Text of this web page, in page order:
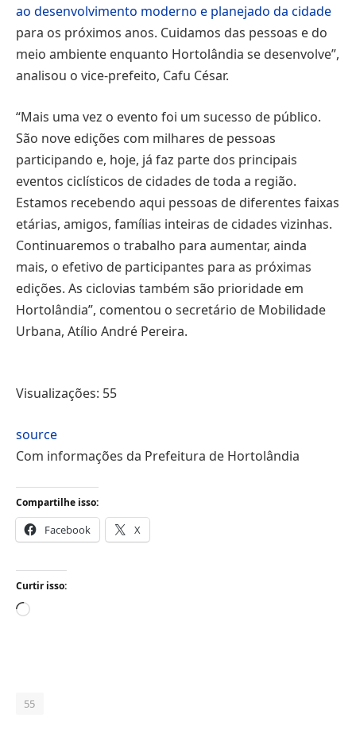
ao desenvolvimento moderno e planejado da cidade
para os próximos anos. Cuidamos das pessoas e do
meio ambiente enquanto Hortolândia se desenvolve”,
analisou o vice-prefeito, Cafu César.
“Mais uma vez o evento foi um sucesso de público.
São nove edições com milhares de pessoas
participando e, hoje, já faz parte dos principais
eventos ciclísticos de cidades de toda a região.
Estamos recebendo aqui pessoas de diferentes faixas
etárias, amigos, famílias inteiras de cidades vizinhas.
Continuaremos o trabalho para aumentar, ainda
mais, o efetivo de participantes para as próximas
edições. As ciclovias também são prioridade em
Hortolândia”, comentou o secretário de Mobilidade
Urbana, Atílio André Pereira.
Visualizações: 55
source
Com informações da Prefeitura de Hortolândia
Compartilhe isso:
Facebook X
Curtir isso:
Carregando...
55